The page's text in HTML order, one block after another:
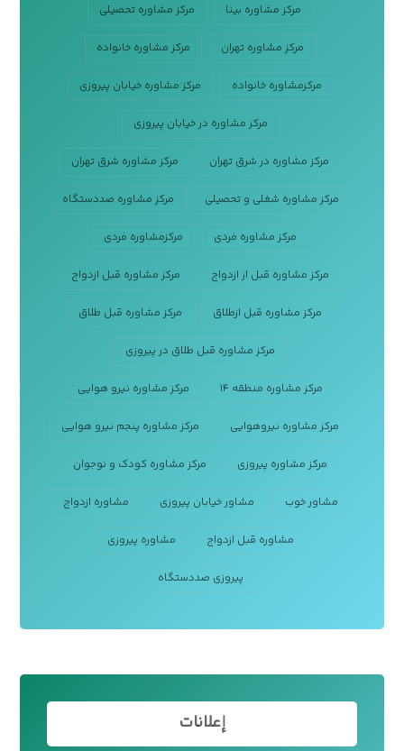
مرکز مشاوره بینا مرکز مشاوره تحصیلی
مرکز مشاوره تهران مرکز مشاوره خانواده
مرکزمشاوره خانواده مرکز مشاوره خیابان پیروزی
مرکز مشاوره در خیابان پیروزی
مرکز مشاوره در شرق تهران مرکز مشاوره شرق تهران
مرکز مشاوره شغلی و تحصیلی مرکز مشاوره صددستگاه
مرکز مشاوره فردی مرکزمشاوره فردی
مرکز مشاوره قبل از ازدواج مرکز مشاوره قبل ازدواج
مرکز مشاوره قبل ازطلاق مرکز مشاوره قبل طلاق
مرکز مشاوره قبل طلاق در پیروزی
مرکز مشاوره منطقه ۱۴ مرکز مشاوره نیرو هوایی
مرکز مشاوره نیروهوایی مرکز مشاوره پنجم نیرو هوایی
مرکز مشاوره پیروزی مرکز مشاوره کودک و نوجوان
مشاور خوب مشاور خیابان پیروزی مشاوره ازدواج
مشاوره قبل ازدواج مشاوره پیروزی
پیروزی صددستگاه
إعلانات